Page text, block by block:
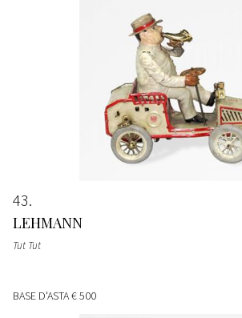
43
LEHMANN
Tut Tut
BASE D'ASTA€ 500